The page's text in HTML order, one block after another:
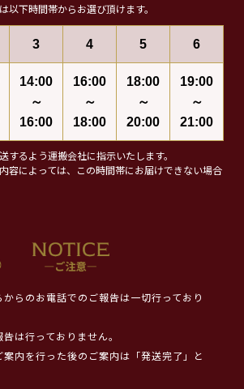
以下時間帯からお選び頂けます。
3 4 5 6
14:00
～
16:00
16:00
～
18:00
18:00
～
20:00
19:00
～
21:00
するよう運搬会社に指示いたします。
容によっては、この時間帯にお届けできない場合
からのお電話でのご報告は一切行っており
は行っておりません。
案内を行った後のご案内は「発送完了」と